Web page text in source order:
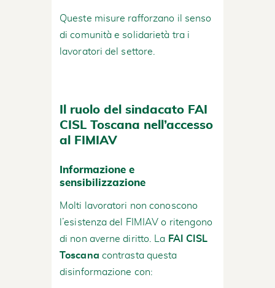
Queste misure rafforzano il senso
di comunità e solidarietà tra i
lavoratori del settore.
Il ruolo del sindacato FAI
CISL Toscana nell’accesso
al FIMIAV
Informazione e
sensibilizzazione
Molti lavoratori non conoscono
l’esistenza del FIMIAV o ritengono
di non averne diritto. La FAI CISL
Toscana contrasta questa
disinformazione con: